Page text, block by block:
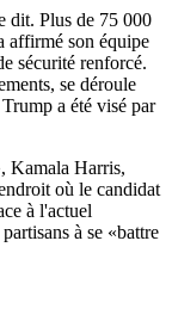
dit. Plus de 75 000
affirmé son équipe
sécurité renforcé.
se déroule
a été visé par
Kamala Harris,
où le candidat
à l'actuel
à se «battre